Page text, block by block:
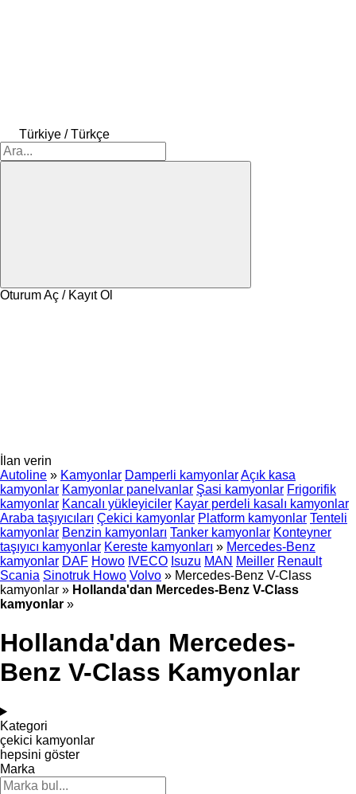
Türkiye / Türkçe
Oturum Aç / Kayıt Ol
İlan verin
Autoline » Kamyonlar Damperli kamyonlarAçık kasa
kamyonlar Kamyonlar panelvanlar Şasi kamyonlar Frigorifik
kamyonlar Kancalı yükleyiciler Kayar perdeli kasalı kamyonlar
Araba taşıyıcıları Çekici kamyonlar Platform kamyonlar Tenteli
kamyonlar Benzin kamyonları Tanker kamyonlar Konteyner
taşıyıcı kamyonlar Kereste kamyonları » Mercedes-Benz
kamyonlar DAF Howo IVECO Isuzu MAN Meiller Renault
Scania Sinotruk Howo Volvo » Mercedes-Benz V-Class
kamyonlar » Hollanda'dan Mercedes-Benz V-Class
kamyonlar »
Hollanda'dan Mercedes-
Benz V-Class Kamyonlar
Kategori
çekici kamyonlar
hepsini göster
Marka